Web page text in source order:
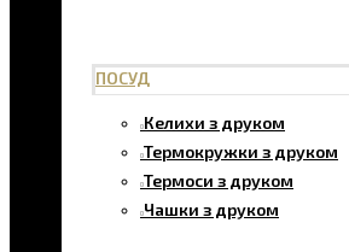
ПОСУД
Келихи з друком
Термокружки з друком
Термоси з друком
Чашки з друком